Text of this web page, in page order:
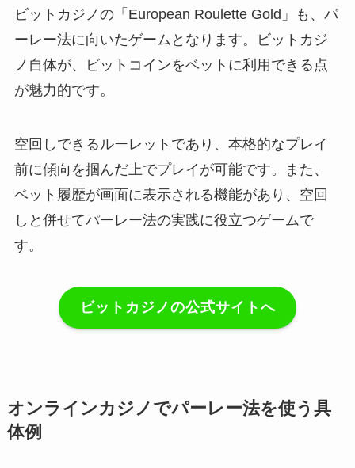
ビットカジノの「European Roulette Gold」も、パ
ーレー法に向いたゲームとなります。ビットカジ
ノ自体が、ビットコインをベットに利用できる点
が魅力的です。
空回しできるルーレットであり、本格的なプレイ
前に傾向を掴んだ上でプレイが可能です。また、
ベット履歴が画面に表示される機能があり、空回
しと併せてパーレー法の実践に役立つゲームで
す。
ビットカジノの公式サイトへ
オンラインカジノでパーレー法を使う具
体例